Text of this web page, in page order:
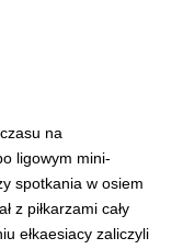
na
ligowym mini-
spotkania w osiem
z piłkarzami cały
ełkaesiacy zaliczyli